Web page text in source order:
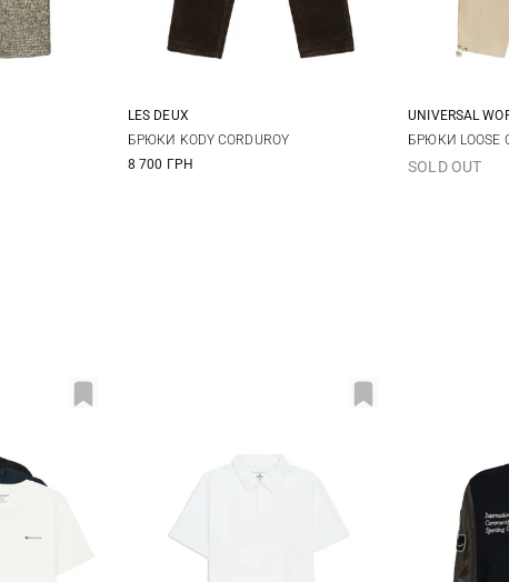
31/34 32/34 33/34
LES DEUX
БРЮКИ KODY CORDUROY
8 700 ГРН
30
UNIVERSAL
БРЮКИ LOOSE
SOLD OUT